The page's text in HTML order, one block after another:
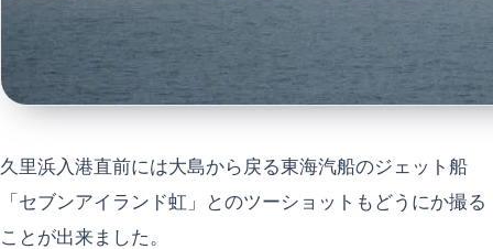
久里浜入港直前には大島から戻る東海汽船のジェット船
「セブンアイランド虹」とのツーショットもどうにか撮る
ことが出来ました。